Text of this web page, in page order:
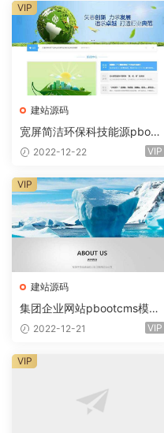
建站源码
宽屏简洁环保科技能源pboot
cms模板(自适应手机) 蓝色集
2022-12-22 VIP
VIP
建站源码
集团企业网站pbootcms模板
(自适应手机版) 集团公司通用
2022-12-21 VIP
VIP
VIP